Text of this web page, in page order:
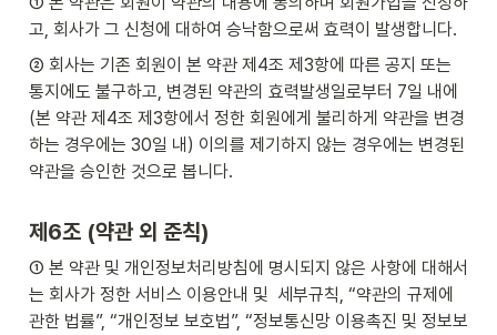
고, 회사가 그 신청에 대하여 승낙함으로써 효력이 발생합니다.
② 회사는 기존 회원이 본 약관 제4조 제3항에 따른 공지 또는
통지에도 불구하고, 변경된 약관의 효력발생일로부터 7일 내에
(본 약관 제4조 제3항에서 정한 회원에게 불리하게 약관을 변경
하는 경우에는 30일 내) 이의를 제기하지 않는 경우에는 변경된
약관을 승인한 것으로 봅니다.
제6조 (약관 외 준칙)
① 본 약관 및 개인정보처리방침에 명시되지 않은 사항에 대해서
는 회사가 정한 서비스 이용안내 및  세부규칙, “약관의 규제에
관한 법률”, “개인정보 보호법”, “정보통신망 이용촉진 및 정보보